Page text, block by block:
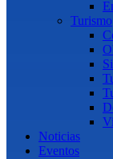
Turismo
Noticias
Eventos